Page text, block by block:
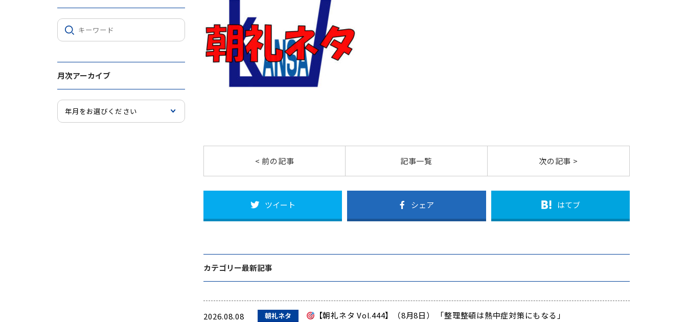
月次アーカイブ
< 前の記事 記事一覧 次の記事 >
ツイート シェア はてブ
カテゴリー最新記事
2026.08.08 朝礼ネタ 【朝礼ネタ Vol.444】（8月8日） 「整理整頓は熱中症対策にもなる」